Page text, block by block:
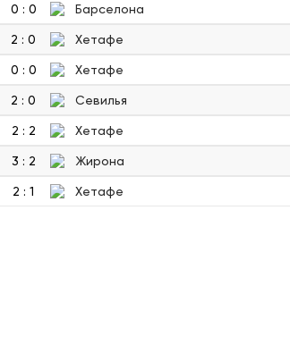
0 : 0 Барселона
2 : 0 Хетафе
0 : 0 Хетафе
2 : 0 Севилья
2 : 2 Хетафе
3 : 2 Жирона
2 : 1 Хетафе